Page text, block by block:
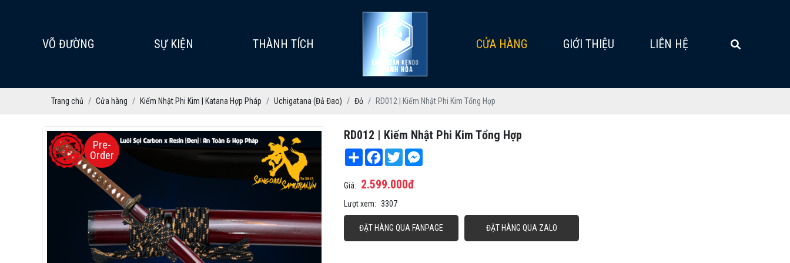
VÕ ĐƯỜNG SỰ KIỆN THÀNH TÍCH CỬA HÀNG GIỚI THIỆU LIÊN HỆ
Trang chủ Cửa hàng Kiếm Nhật Phi Kim | Katana Hợp Pháp Uchigatana (Đả Đao) Đỏ RD012 | Kiếm Nhật Phi Kim Tổng Hợp
Pre-
Order
RD012 | Kiếm Nhật Phi Kim Tổng Hợp
Share Facebook
TwitterMessenger
Giá: 2.599.000đ
Lượt xem: 3307
ĐẶT HÀNG QUA FANPAGE ĐẶT HÀNG QUA ZALO